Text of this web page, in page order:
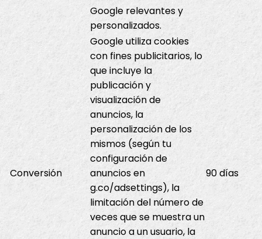
Google relevantes y
personalizados.
Conversión
Google utiliza cookies
con fines publicitarios, lo
que incluye la
publicación y
visualización de
anuncios, la
personalización de los
mismos (según tu
configuración de
anuncios en
g.co/adsettings), la
limitación del número de
veces que se muestra un
anuncio a un usuario, la
90 días